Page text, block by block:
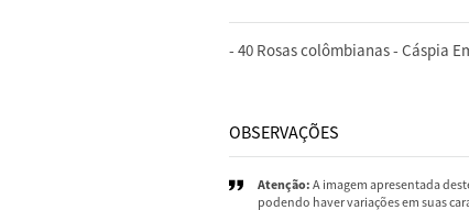
- 40 Rosas colômbianas - Cáspia
OBSERVAÇÕES
Atenção: A imagem apresentada
podendo haver variações em suas